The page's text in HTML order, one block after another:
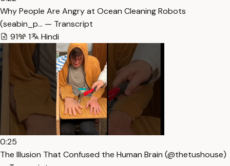
Why People Are Angry at Ocean Cleaning Robots
(seabin_p… — Transcript
91
1 Hindi
0:25
The Illusion That Confused the Human Brain (@thetushouse)